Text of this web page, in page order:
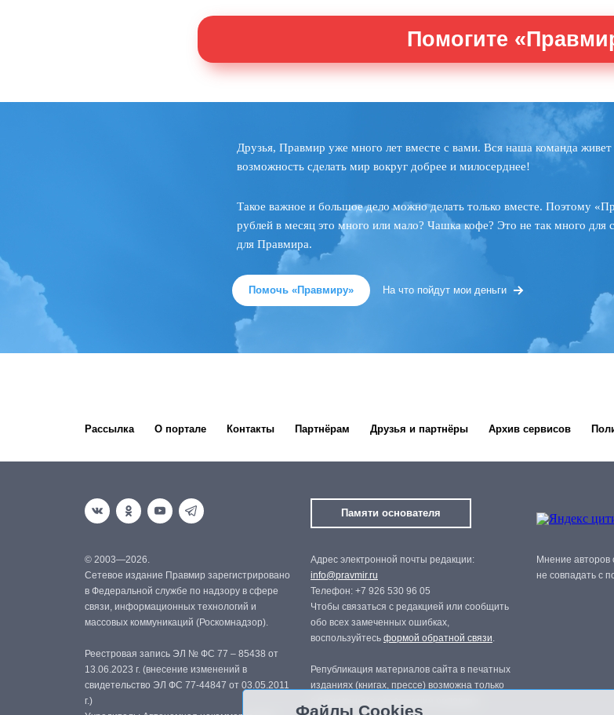
Помогите
Друзья, Правмир уже много лет вместе с вами. Вся наша команда
возможность сделать мир вокруг добрее и милосерднее!
Такое важное и большое дело можно делать только вместе. Поэтому
рублей в месяц это много или мало? Чашка кофе? Это не так много для
для Правмира.
Помочь «Правмиру» На что пойдут мои деньги
Рассылка О портале Контакты Партнёрам Друзья и партнёры Архив сервисов
Памяти основателя
© 2003—2026.
Сетевое издание Правмир зарегистрировано
в Федеральной службе по надзору в сфере
связи, информационных технологий и
массовых коммуникаций (Роскомнадзор).
Реестровая запись ЭЛ № ФС 77 – 85438 от
13.06.2023 г. (внесение изменений в
свидетельство ЭЛ ФС 77-44847 от 03.05.2011
г.)
Адрес электронной почты редакции:
info@pravmir.ru
Телефон: +7 926 530 96 05
Чтобы связаться с редакцией или сообщить
обо всех замеченных ошибках,
воспользуйтесь формой обратной связи.
Републикация материалов сайта в печатных
изданиях (книгах, прессе) возможна только
Мнение авторов
не совпадать с
Файлы Cookies